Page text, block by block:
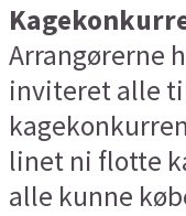
Arrangørerne
inviteret alle
linet ni flotte
alle kunne